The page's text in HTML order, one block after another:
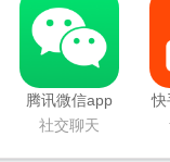
腾讯微信app
社交聊天
快